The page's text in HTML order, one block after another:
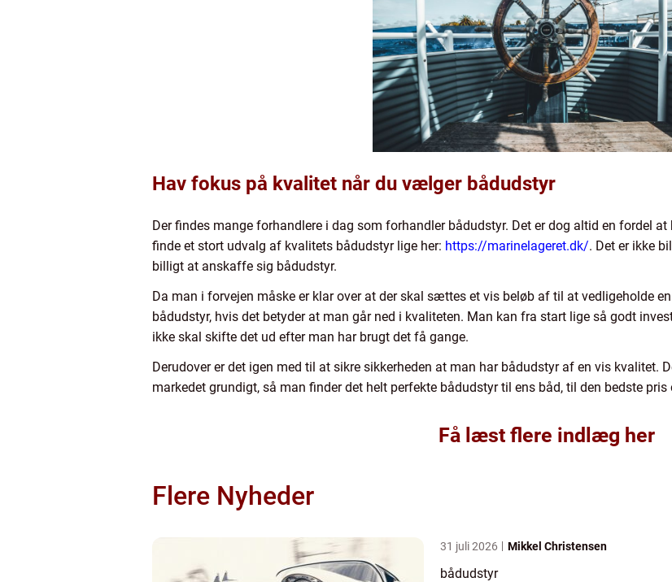
Hav fokus på kvalitet når du vælger bådudstyr
Der findes mange forhandlere i dag som forhandler bådudstyr. Det er dog altid en fordel
finde et stort udvalg af kvalitets bådudstyr lige her: https://marinelageret.dk/. Det er ikke
billigt at anskaffe sig bådudstyr.
Da man i forvejen måske er klar over at der skal sættes et vis beløb af til at vedligeholde
bådudstyr, hvis det betyder at man går ned i kvaliteten. Man kan fra start lige så godt
ikke skal skifte det ud efter man har brugt det få gange.
Derudover er det igen med til at sikre sikkerheden at man har bådudstyr af en vis kvalitet.
markedet grundigt, så man finder det helt perfekte bådudstyr til ens båd, til den bedste
Få læst flere indlæg her
Flere Nyheder
31 juli 2026 Mikkel Christensen
bådudstyr